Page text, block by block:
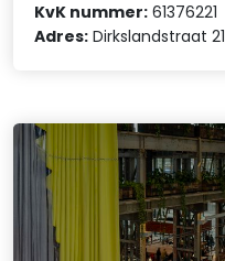
KvK nummer: 61376221
Adres: Dirkslandstraat 21